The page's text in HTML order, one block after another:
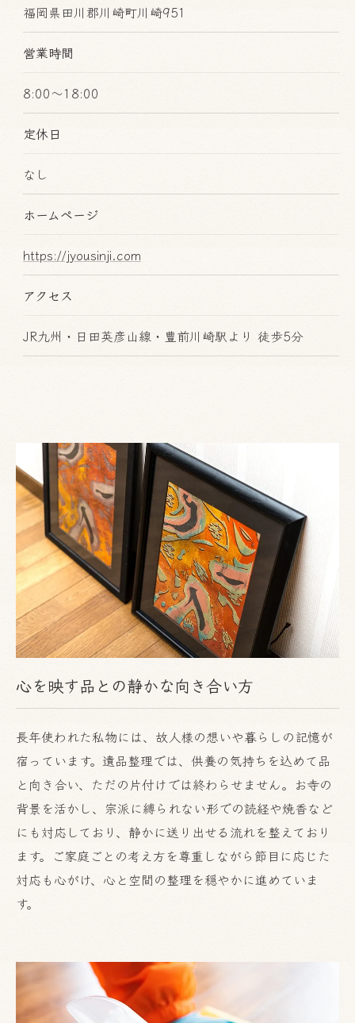
福岡県田川郡川崎町川崎951
営業時間
8:00～18:00
定休日
なし
ホームページ
https://jyousinji.com
アクセス
JR九州・日田英彦山線・豊前川崎駅より 徒歩5分
心を映す品との静かな向き合い方
長年使われた私物には、故人様の想いや暮らしの記憶が
宿っています。遺品整理では、供養の気持ちを込めて品
と向き合い、ただの片付けでは終わらせません。お寺の
背景を活かし、宗派に縛られない形での読経や焼香など
にも対応しており、静かに送り出せる流れを整えており
ます。ご家庭ごとの考え方を尊重しながら節目に応じた
対応も心がけ、心と空間の整理を穏やかに進めていま
す。
お気軽にご相談ください